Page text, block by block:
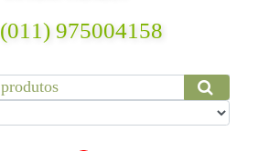
(011) 975004158